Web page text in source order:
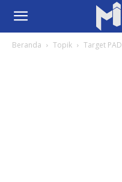
Beranda Topik Target PAD